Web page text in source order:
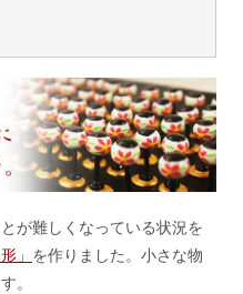
が難しくなっている状況を
」 を作りました。小さな物
。